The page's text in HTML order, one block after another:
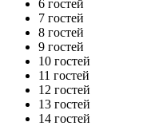
6 гостей
7 гостей
8 гостей
9 гостей
10 гостей
11 гостей
12 гостей
13 гостей
14 гостей